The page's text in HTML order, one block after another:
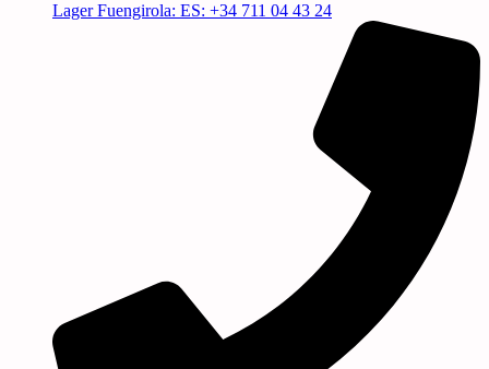
Lager Fuengirola: ES: +34 711 04 43 24